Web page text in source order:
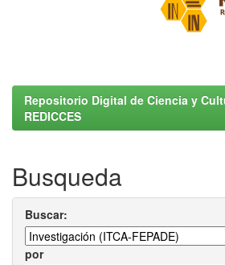
Repositorio Digital de Ciencia y
REDICCES
Busqueda
Buscar:
por